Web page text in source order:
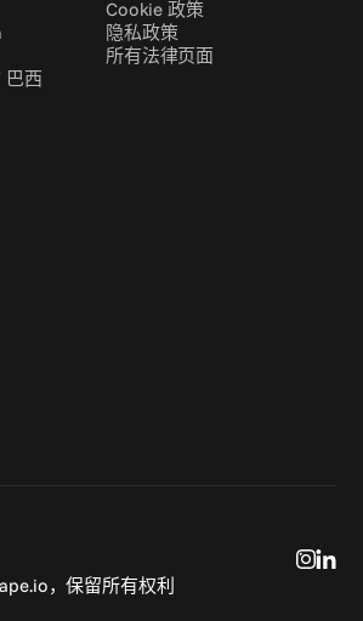
巴西
Cookie 政策
隐私政策
所有法律页面
，保留所有权利